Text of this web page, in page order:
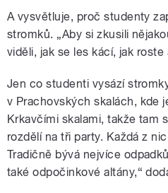
A vysvětluje, proč studenty
stromků. „Aby si zkusili
viděli, jak se les kácí, jak roste
Jen co studenti vysází
v Prachovských skalách, kde
Krkavčími skalami, takže tam
rozdělí na tři party. Každá z
Tradičně bývá nejvíce
také odpočinkové altány,“